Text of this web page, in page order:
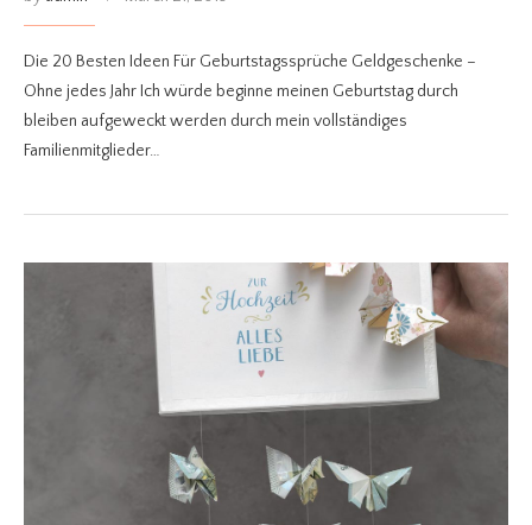
Die 20 Besten Ideen Für Geburtstagssprüche Geldgeschenke –
Ohne jedes Jahr Ich würde beginne meinen Geburtstag durch
bleiben aufgeweckt werden durch mein vollständiges
Familienmitglieder…